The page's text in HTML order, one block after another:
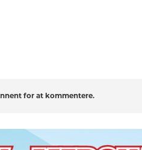
for at kommentere.